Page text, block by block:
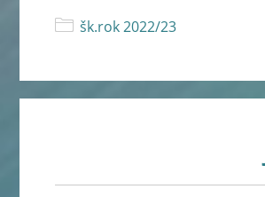
šk.rok 2022/23